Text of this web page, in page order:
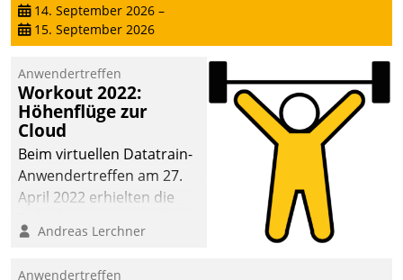
14. September 2026 –
15. September 2026
Anwendertreffen
Workout 2022:
Höhenflüge zur
Cloud
Beim virtuellen Datatrain-
Anwendertreffen am 27.
April 2022 erhielten die
Teilnehmer kurzweilige
Andreas Lerchner
Anwendertreffen